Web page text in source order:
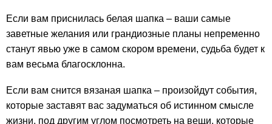
Если вам приснилась белая шапка – ваши самые
заветные желания или грандиозные планы непременно
станут явью уже в самом скором времени, судьба будет к
вам весьма благосклонна.
Если вам снится вязаная шапка – произойдут события,
которые заставят вас задуматься об истинном смысле
жизни, под другим углом посмотреть на вещи, которые